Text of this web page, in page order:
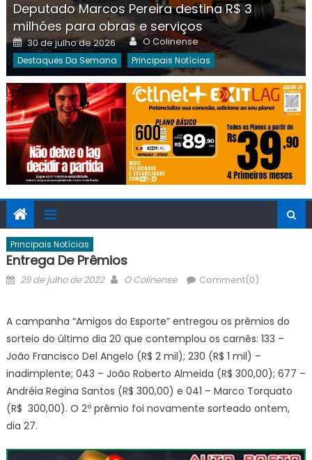
Deputado Marcos Pereira destina R$ 3
milhões para obras e serviços
Posted
on
30 de julho de 2026 Author
O Colinense
Destaques Da Semana Principais Notícias
Principais Notícias
Entrega De Prêmios
Posted
29 de julho de 2022 Author
O Colinense Comment(0)
A campanha “Amigos do Esporte” entregou os prêmios do
sorteio do último dia 20 que contemplou os carnês: 133 –
João Francisco Del Angelo (R$ 2 mil); 230 (R$ 1 mil) –
inadimplente; 043 – João Roberto Almeida (R$ 300,00); 677 –
Andréia Regina Santos (R$ 300,00) e 041 – Marco Torquato
(R$ 300,00). O 2º prêmio foi novamente sorteado ontem,
dia 27.